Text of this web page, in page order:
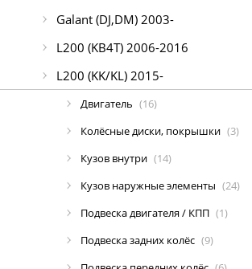
Galant (DJ,DM) 2003-
L200 (KB4T) 2006-2016
L200 (KK/KL) 2015-
Двигатель (16)
Колёсные диски, покрышки (3)
Кузов внутри (14)
Кузов наружные элементы (24)
Подвеска двигателя / КПП (1)
Подвеска задних колёс (9)